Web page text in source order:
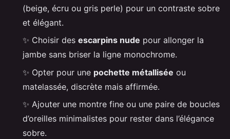
(beige, écru ou gris perle) pour un contraste sobre
et élégant.
✨ Choisir des escarpins nude pour allonger la
jambe sans briser la ligne monochrome.
✨ Opter pour une pochette métallisée ou
matelassée, discrète mais affirmée.
✨ Ajouter une montre fine ou une paire de boucles
d’oreilles minimalistes pour rester dans l’élégance
sobre.